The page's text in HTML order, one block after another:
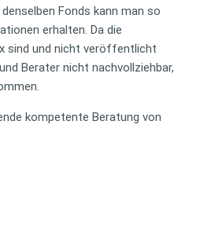
Fonds kann man so
erhalten. Da die
sind und nicht veröffentlicht
Berater nicht nachvollziehbar,
kompetente Beratung von